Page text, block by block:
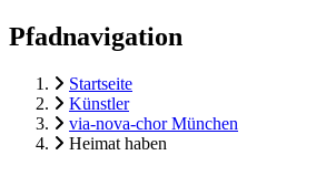
Pfadnavigation
Startseite
Künstler
via-nova-chor München
Heimat haben